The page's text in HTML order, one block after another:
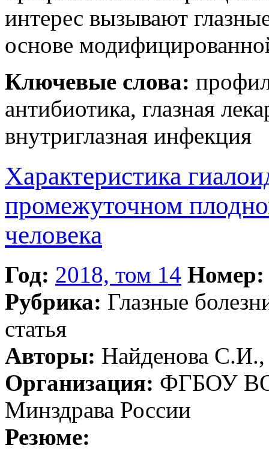
интерес вызывают
основе
Ключевые слова:
антибиотика, глазная
внутриглазная инфекция
Характеристика
промежуточном
человека
Год: 2018, том 14 Номер:
Рубрика: Глазные
статья
Авторы: Найденова
Организация: ФГБОУ ВО
Минздрава России
Резюме: